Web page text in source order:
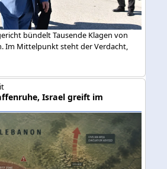
bündelt Tausende Klagen von
Im Mittelpunkt steht der Verdacht,
Israel greift im